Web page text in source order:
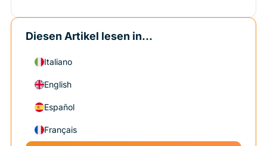
Diesen Artikel lesen in...
Italiano
English
Español
Français